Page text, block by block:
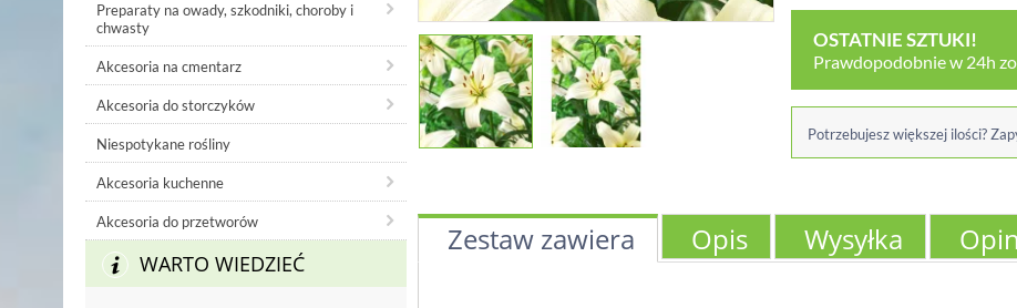
Preparaty na owady, szkodniki, choroby i
chwasty
Akcesoria na cmentarz
Akcesoria do storczyków
Niespotykane rośliny
Akcesoria kuchenne
Akcesoria do przetworów
WARTO WIEDZIEĆ
OSTATNIE SZTUKI!
Prawdopodobnie w 24h
Potrzebujesz większej ilości?
Zestaw zawiera Opis Wysyłka